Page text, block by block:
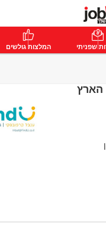
שפניתי המלצות גולשים
הארץ